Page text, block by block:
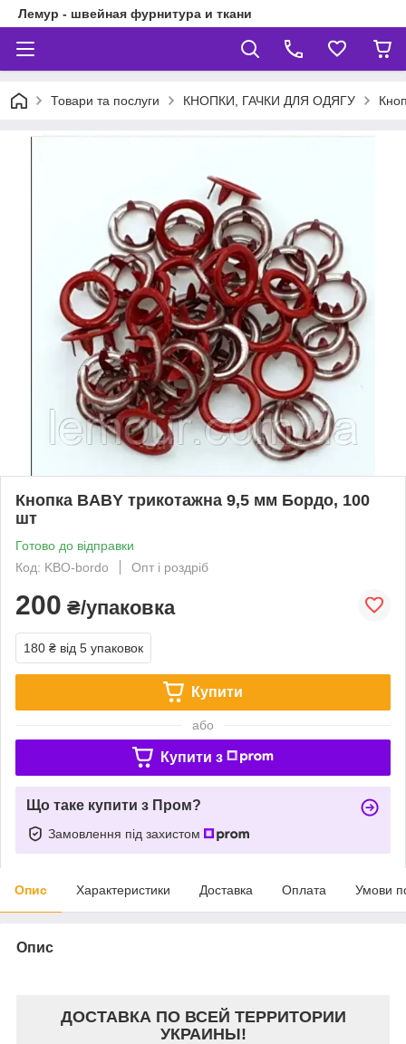
Лемур - швейная фурнитура и ткани
Товари та послуги КНОПКИ, ГАЧКИ ДЛЯ ОДЯГУ
Кнопка BABY трикотажна 9,5 мм Бордо, 100
шт
Готово до відправки
Код: KBO-bordo
Опт і роздріб
200 ₴/упаковка
180 ₴ від 5 упаковок
Купити
або
Купити з
Що таке купити з Пром?
Замовлення під захистом
Опис Характеристики Доставка Оплата Умови
Опис
ДОСТАВКА ПО ВСЕЙ ТЕРРИТОРИИ
УКРАИНЫ!